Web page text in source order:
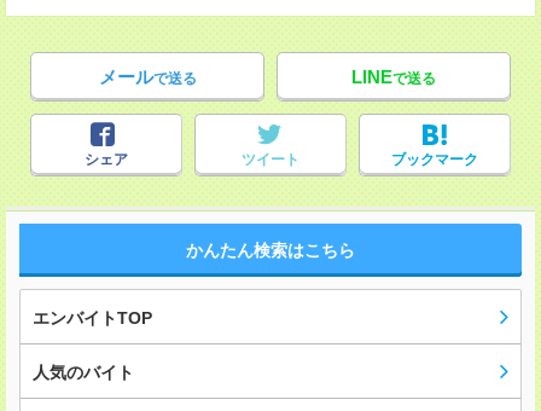
メールで送る LINEで送る
シェア ツイート ブックマーク
かんたん検索はこちら
エンバイトTOP
人気のバイト